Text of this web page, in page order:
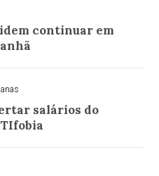
continuar em
salários do